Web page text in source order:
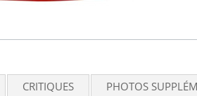
CRITIQUES PHOTOS